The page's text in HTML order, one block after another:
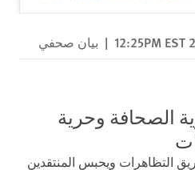
| بيان صحفي
الصحافة وحرية
التظاهرات ويحبس المنتقدين